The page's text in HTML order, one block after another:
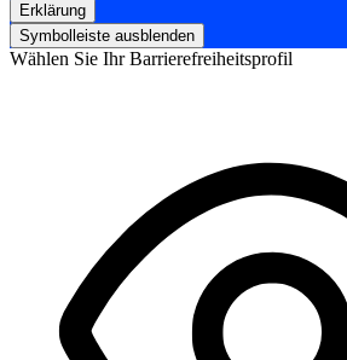
Erklärung
Symbolleiste ausblenden
Wählen Sie Ihr Barrierefreiheitsprofil